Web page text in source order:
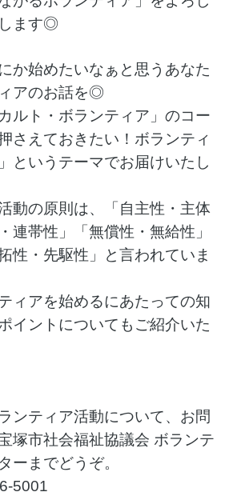
ます◎
か始めたいなぁと思うあなた
アのお話を◎
ルト・ボランティア」のコー
さえておきたい！ボランティ
というテーマでお届けいたし
動の原則は、「自主性・主体
連帯性」「無償性・無給性」
性・先駆性」と言われていま
ィアを始めるにあたっての知
イントについてもご紹介いた
ンティア活動について、お問
塚市社会福祉協議会 ボランテ
ーまでどうぞ。
5001